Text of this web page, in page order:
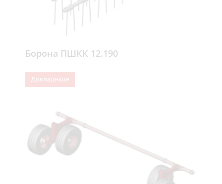
Борона ПШКК 12.190
Докладніше